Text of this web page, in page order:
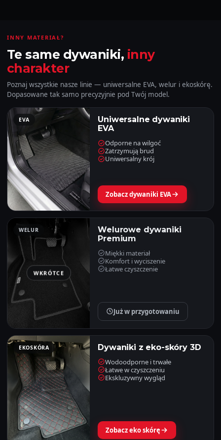
INNY MATERIAŁ?
Te same dywaniki, inny
charakter
Poznaj wszystkie nasze linie — uniwersalne EVA, welur i ekoskórę.
Dopasowane tak samo precyzyjnie pod Twój model.
EVA
Uniwersalne dywaniki
EVA
Odporne na wilgoć
Zatrzymują brud
Uniwersalny krój
Zobacz dywaniki EVA
WELUR
WKRÓTCE
Welurowe dywaniki
Premium
Miękki materiał
Komfort i wyciszenie
Łatwe czyszczenie
Już w przygotowaniu
EKOSKÓRA Dywaniki z eko-skóry 3D
Wodoodporne i trwałe
Łatwe w czyszczeniu
Ekskluzywny wygląd
Zobacz eko skórę